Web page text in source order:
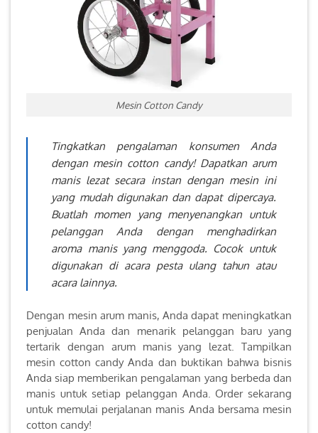
Mesin Cotton Candy
Tingkatkan pengalaman konsumen Anda
dengan mesin cotton candy! Dapatkan arum
manis lezat secara instan dengan mesin ini
yang mudah digunakan dan dapat dipercaya.
Buatlah momen yang menyenangkan untuk
pelanggan Anda dengan menghadirkan
aroma manis yang menggoda. Cocok untuk
digunakan di acara pesta ulang tahun atau
acara lainnya.
Dengan mesin arum manis, Anda dapat meningkatkan
penjualan Anda dan menarik pelanggan baru yang
tertarik dengan arum manis yang lezat. Tampilkan
mesin cotton candy Anda dan buktikan bahwa bisnis
Anda siap memberikan pengalaman yang berbeda dan
manis untuk setiap pelanggan Anda. Order sekarang
untuk memulai perjalanan manis Anda bersama mesin
cotton candy!